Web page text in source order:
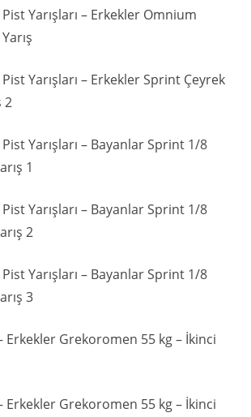
Yarışları – Erkekler Omnium
Yarışları – Erkekler Sprint Çeyrek
2
Yarışları – Bayanlar Sprint 1/8
1
Yarışları – Bayanlar Sprint 1/8
2
Yarışları – Bayanlar Sprint 1/8
3
Erkekler Grekoromen 55 kg – İkinci
Erkekler Grekoromen 55 kg – İkinci